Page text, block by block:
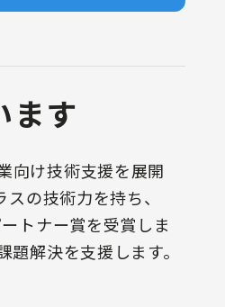
ます
向け技術支援を展開
の技術力を持ち、
トナー賞を受賞しま
解決を支援します。